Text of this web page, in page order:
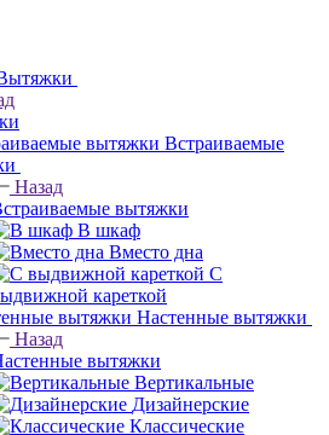
Встраиваемые
Назад
вытяжки
В шкаф
Вместо дна
С
кареткой
Настенные вытяжки
Назад
вытяжки
Вертикальные
Дизайнерские
Классические